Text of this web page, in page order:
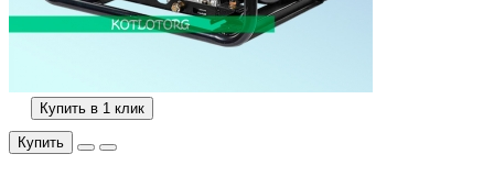
Купить в 1 клик
Купить